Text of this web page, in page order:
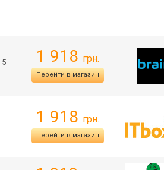
5
1 918 грн.
Перейти в магазин
1 918 грн.
Перейти в магазин